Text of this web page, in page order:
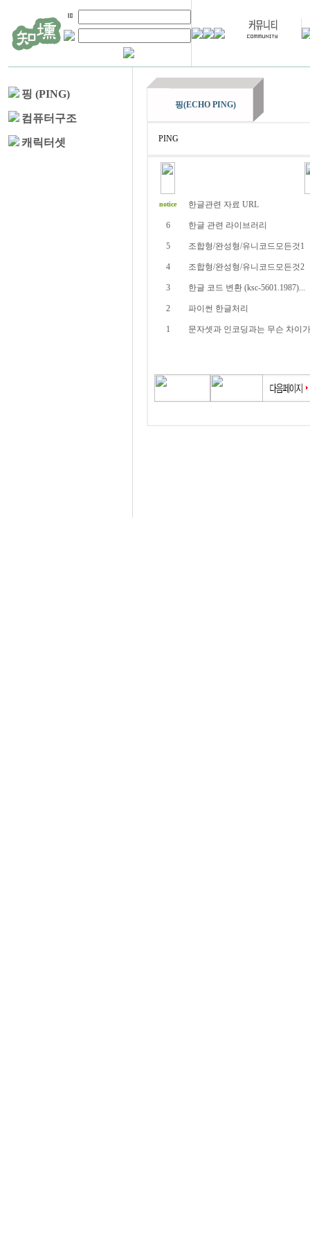
핑 (PING)
컴퓨터구조
캐릭터셋
핑(ECHO PING)
notice 한글관련 자료 URL
6 한글 관련 라이브러리
5 조합형/완성형/유니코드모든것1
4 조합형/완성형/유니코드모든것2
3 한글 코드 변환 (ksc-5601.1987)...
2 파이썬 한글처리
1 문자셋과 인코딩과는 무슨 차이